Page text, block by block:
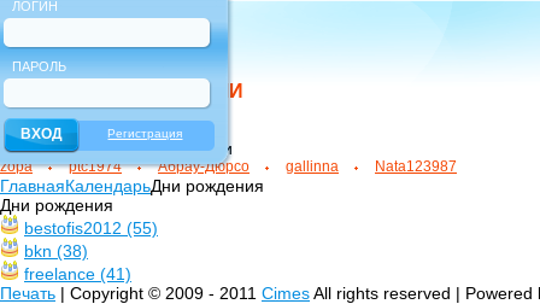
ЛОГИН
ПАРОЛЬ
Регистрация
НОВЫЕ ПОЛЬЗОВАТЕЛИ
зарегистрированные новички
zopa ptc1974 Абрау-Дюрсо gallinna Nata123987
ГлавнаяКалендарьДни рождения
Дни рождения
bestofis2012 (55)
bkn (38)
freelance (41)
Печать | Copyright © 2009 - 2011 CimesAll rights reserved |